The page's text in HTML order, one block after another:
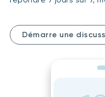
Démarre une